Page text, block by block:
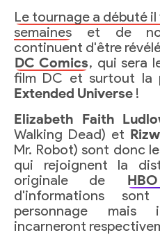
Le tournage a débuté
semaines et de
continuent d'être
DC Comics, qui sera
film DC et surtout la
Extended Universe !
Elizabeth Faith
Walking Dead) et
Mr. Robot) sont donc
qui rejoignent la
originale de
d'informations
personnage mais
incarneront